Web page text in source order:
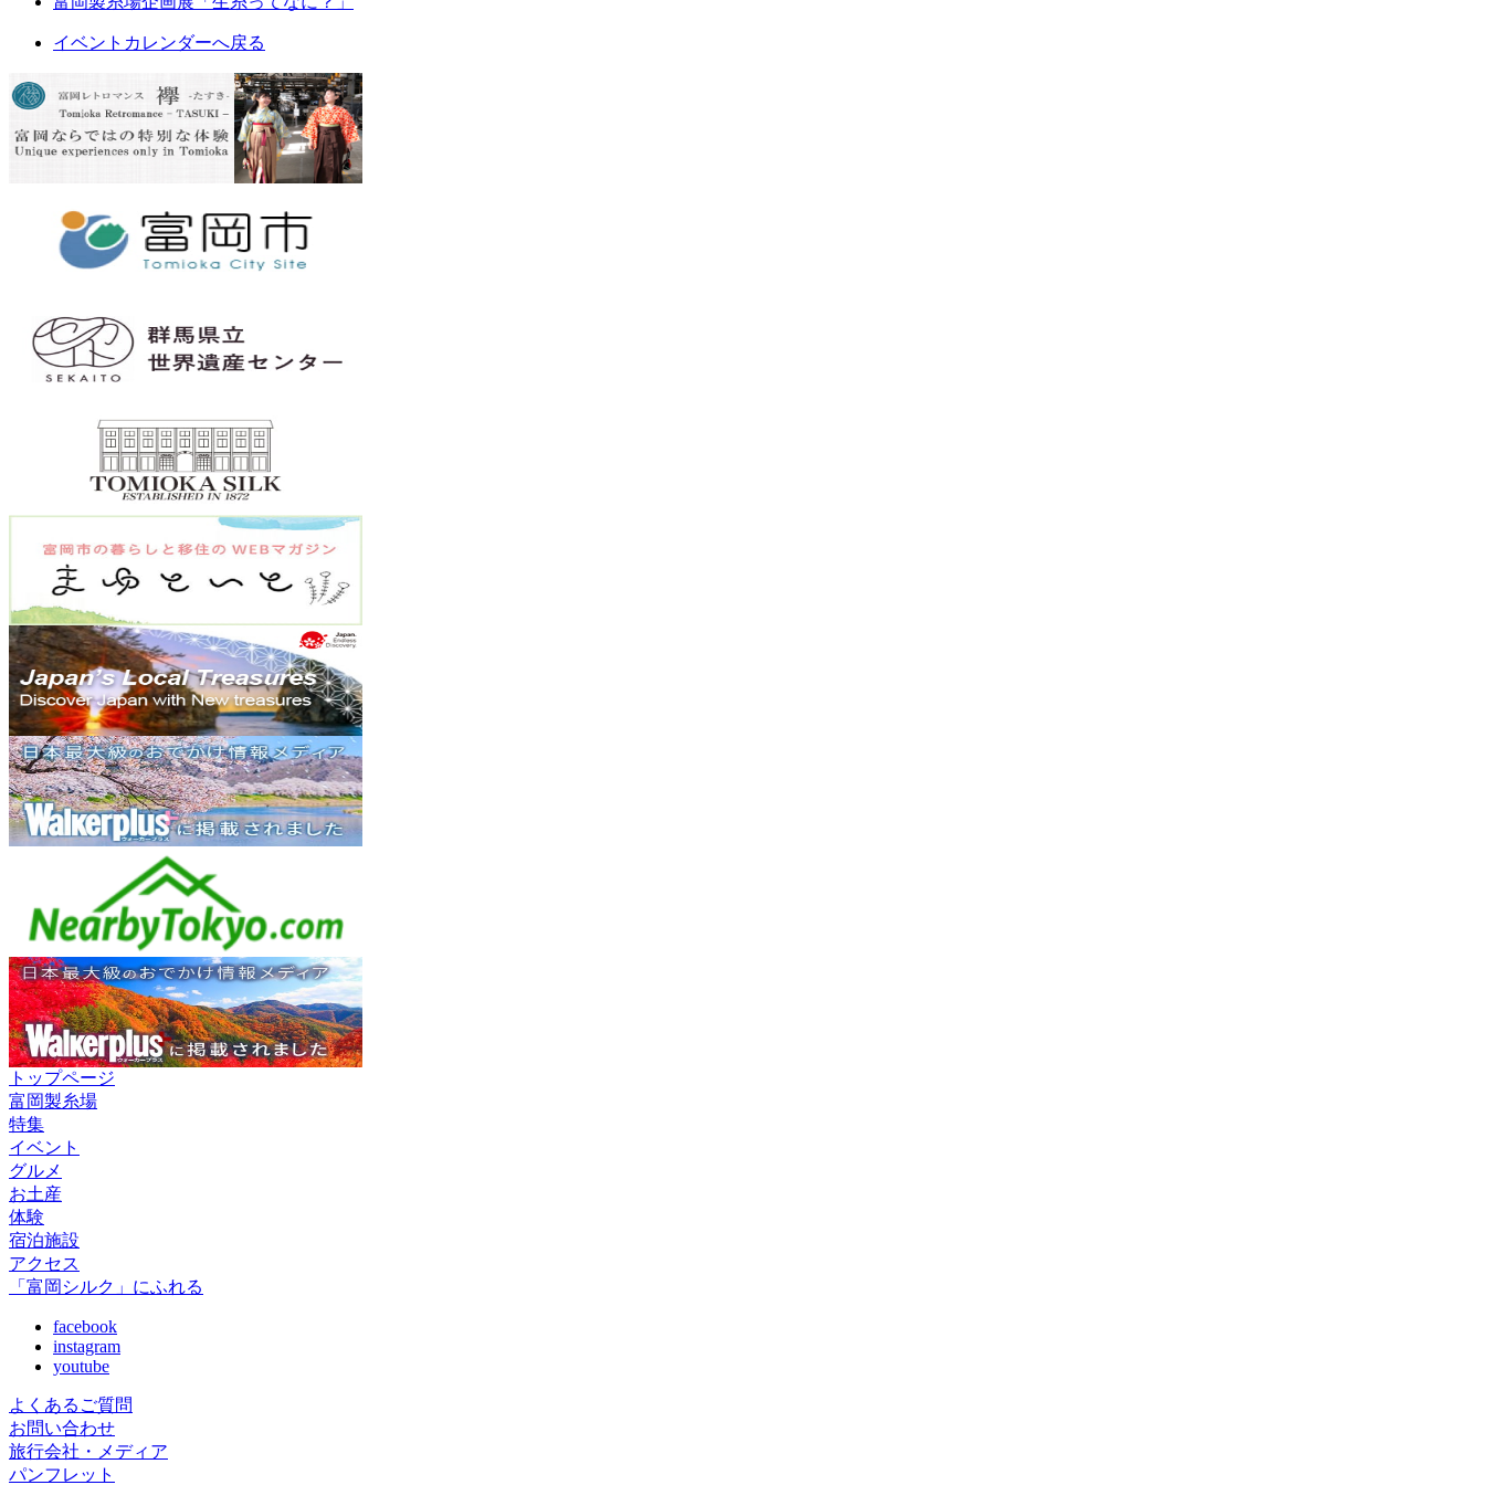
イベントカレンダーへ戻る
トップページ
富岡製糸場
特集
イベント
グルメ
お土産
体験
宿泊施設
アクセス
「富岡シルク」にふれる
facebook
instagram
youtube
よくあるご質問
お問い合わせ
旅行会社・メディア
パンフレット